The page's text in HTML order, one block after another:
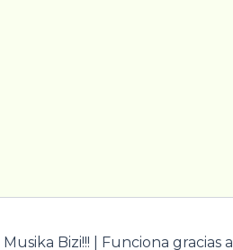
Bizi!!! | Funciona gracias a